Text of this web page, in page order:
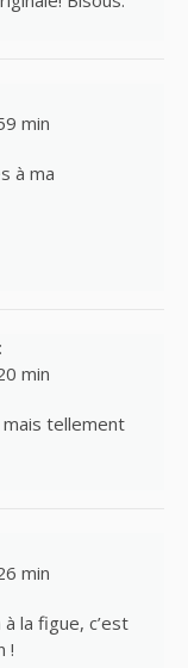
min
à ma
min
tellement
min
la figue, c’est
!